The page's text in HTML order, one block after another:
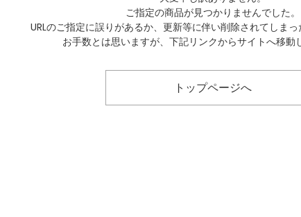
ご指定の商品が見つかりませんでした。
URLのご指定に誤りがあるか、更新等に伴い削除されてしまっ
お手数とは思いますが、下記リンクからサイトへ移動
トップページへ